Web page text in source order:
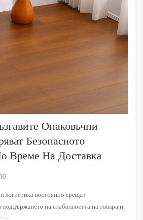
Опаковъчни
Безопасното
Време На Доставка
логистика постоянно срещат
поддържането на стабилността на товара и
по време на транзит. Прилагането на